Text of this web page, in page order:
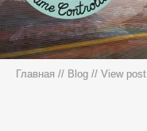
Главная // Blog // View post